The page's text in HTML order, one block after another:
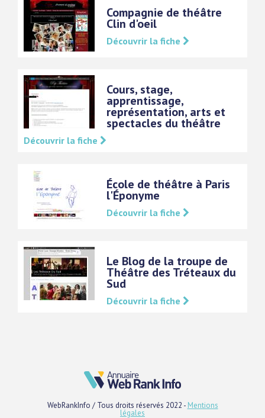
Compagnie de théâtre
Clin d'oeil
Découvrir la fiche
Cours, stage,
apprentissage,
représentation, arts et
spectacles du théâtre
Découvrir la fiche
École de théâtre à Paris
l'Éponyme
Découvrir la fiche
Le Blog de la troupe de
Théâtre des Tréteaux du
Sud
Découvrir la fiche
WebRankInfo / Tous droits réservés 2022 - Mentions
légales